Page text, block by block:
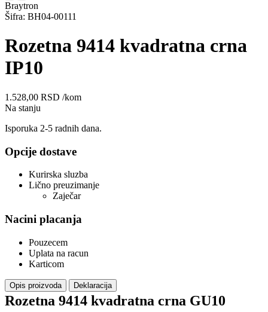
Braytron
Šifra: BH04-00111
Rozetna 9414 kvadratna crna
IP10
1.528,00 RSD /kom
Na stanju
Isporuka 2-5 radnih dana.
Opcije dostave
Kurirska sluzba
Lično preuzimanje
Zaječar
Nacini placanja
Pouzecem
Uplata na racun
Karticom
Opis proizvoda Deklaracija
Rozetna 9414 kvadratna crna GU10